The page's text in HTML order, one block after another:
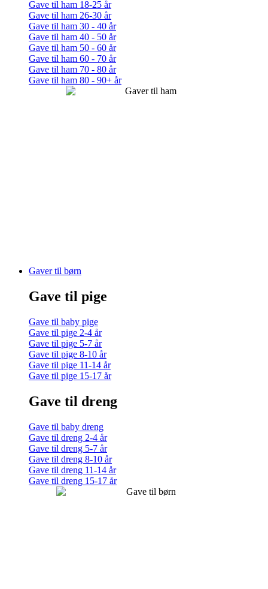
Gave til ham 18-25 år
Gave til ham 26-30 år
Gave til ham 30 - 40 år
Gave til ham 40 - 50 år
Gave til ham 50 - 60 år
Gave til ham 60 - 70 år
Gave til ham 70 - 80 år
Gave til ham 80 - 90+ år
Gaver til børn
Gave til pige
Gave til baby pige
Gave til pige 2-4 år
Gave til pige 5-7 år
Gave til pige 8-10 år
Gave til pige 11-14 år
Gave til pige 15-17 år
Gave til dreng
Gave til baby dreng
Gave til dreng 2-4 år
Gave til dreng 5-7 år
Gave til dreng 8-10 år
Gave til dreng 11-14 år
Gave til dreng 15-17 år